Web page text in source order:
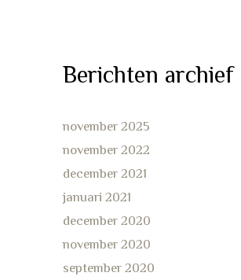
Berichten archief
november 2025
november 2022
december 2021
januari 2021
december 2020
november 2020
september 2020